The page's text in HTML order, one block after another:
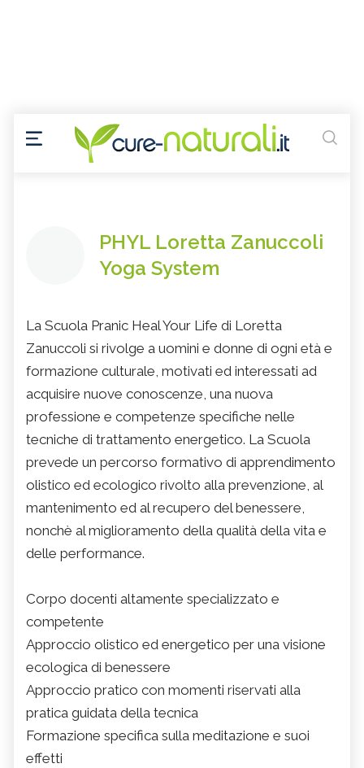
PHYL Loretta Zanuccoli
Yoga System
La Scuola Pranic Heal Your Life di Loretta
Zanuccoli si rivolge a uomini e donne di ogni età e
formazione culturale, motivati ed interessati ad
acquisire nuove conoscenze, una nuova
professione e competenze specifiche nelle
tecniche di trattamento energetico. La Scuola
prevede un percorso formativo di apprendimento
olistico ed ecologico rivolto alla prevenzione, al
mantenimento ed al recupero del benessere,
nonchè al miglioramento della qualità della vita e
delle performance.
Corpo docenti altamente specializzato e
competente
Approccio olistico ed energetico per una visione
ecologica di benessere
Approccio pratico con momenti riservati alla
pratica guidata della tecnica
Formazione specifica sulla meditazione e suoi
effetti